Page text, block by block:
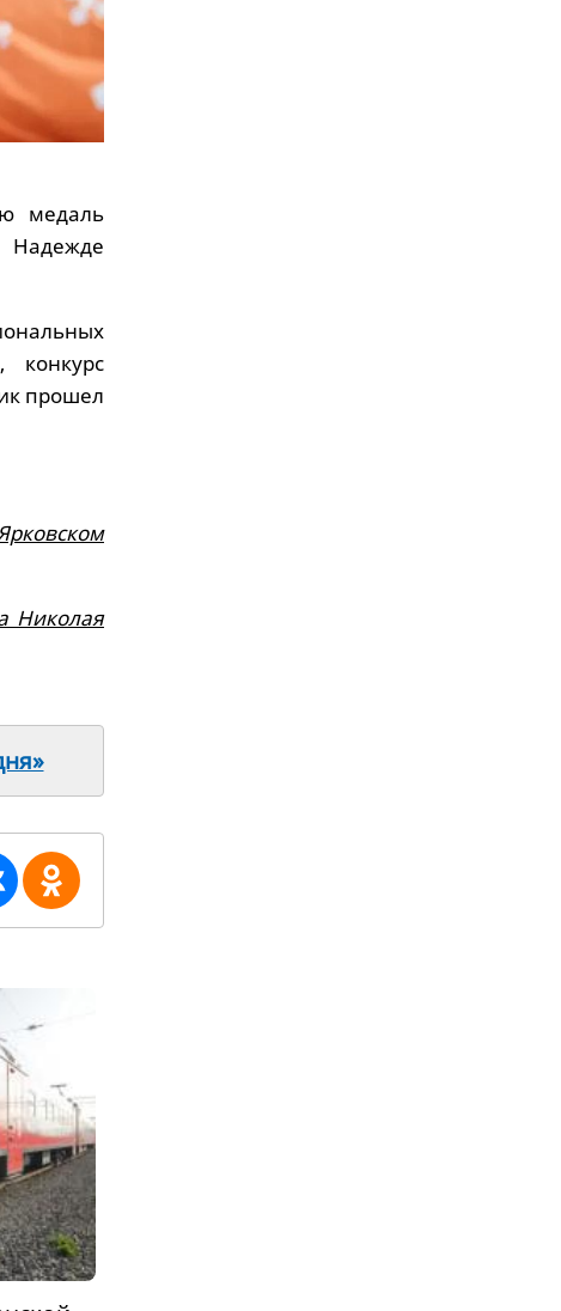
медаль
Надежде
конкурс
прошел
Николая